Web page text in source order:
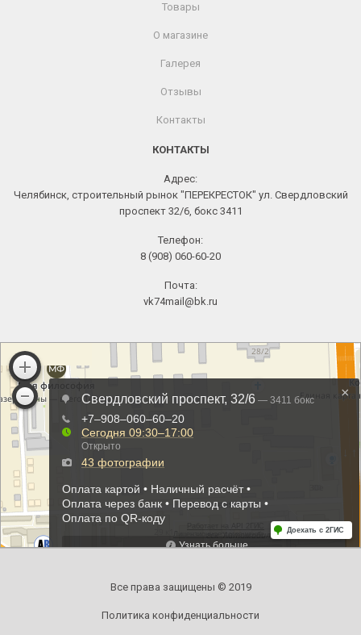
Товары
О магазине
Галерея
Отзывы
Контакты
КОНТАКТЫ
Адрес:
Челябинск, строительный рынок "ПЕРЕКРЕСТОК" ул. Свердловский
проспект 32/6, бокс 3411
Телефон:
8 (908) 060-60-20
Почта:
vk74mail@bk.ru
Все права защищены © 2019
Политика конфиденциальности